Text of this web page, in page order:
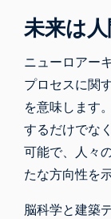
未来は
ニューロアー
プロセスに関
を意味します
するだけでな
可能で、人々
たな方向性を
脳科学と建築